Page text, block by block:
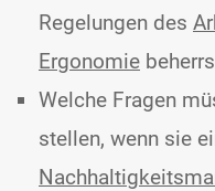
Regelungen des
Ergonomie
Welche Fragen
stellen, wenn sie